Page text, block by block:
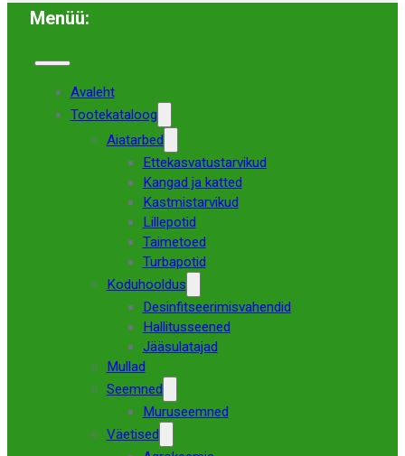
Menüü:
Avaleht
Tootekataloog
Aiatarbed
Ettekasvatustarvikud
Kangad ja katted
Kastmistarvikud
Lillepotid
Taimetoed
Turbapotid
Koduhooldus
Desinfitseerimisvahendid
Hallitusseened
Jääsulatajad
Mullad
Seemned
Muruseemned
Väetised